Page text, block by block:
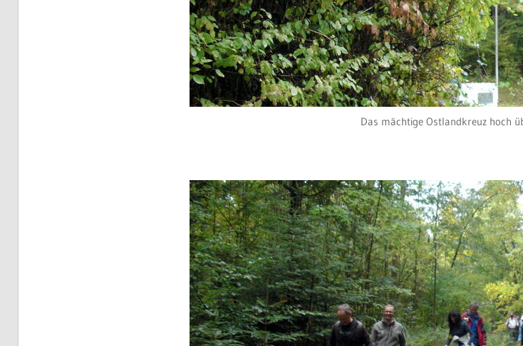
Das mächtige Ostlandkreuz hoch